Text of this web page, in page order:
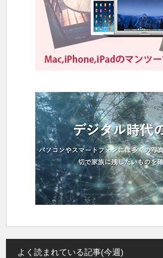
よく読まれている記事(今週)